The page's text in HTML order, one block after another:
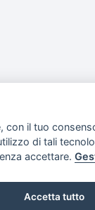
con il tuo
di tali
accettare.
Accetta tutto